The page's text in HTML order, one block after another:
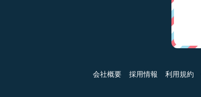
会社概要 採用情報 利用規約